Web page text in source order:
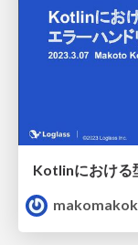
makomakok